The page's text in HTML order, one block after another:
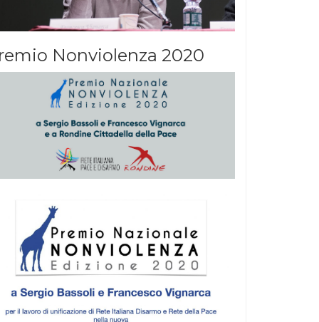
Nonviolenza 2020